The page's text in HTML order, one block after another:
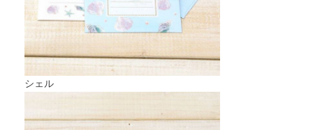
シェル